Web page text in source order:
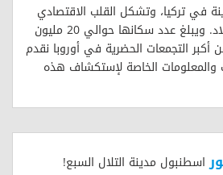
في تركيا، وتشكل القلب الاقتصادي
والثقافي والتاريخي للبلاد. ويبلغ عدد سكانها حوالي 20 مليون
التجمعات الحضرية في أوروبا نقدم
والمعلومات الخاصة لإستكشاف هذه
اسطنبول مدينة التلال السبع!